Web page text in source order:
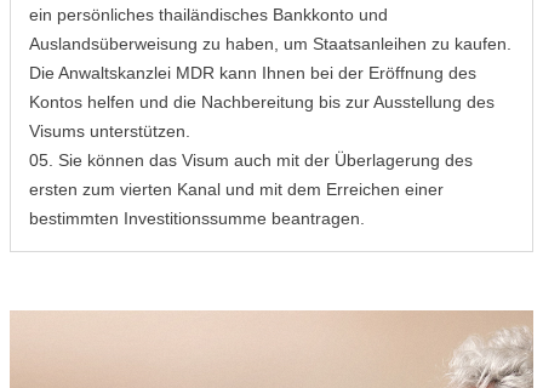
ein persönliches thailändisches Bankkonto und
Auslandsüberweisung zu haben, um Staatsanleihen zu kaufen.
Die Anwaltskanzlei MDR kann Ihnen bei der Eröffnung des
Kontos helfen und die Nachbereitung bis zur Ausstellung des
Visums unterstützen.
05. Sie können das Visum auch mit der Überlagerung des
ersten zum vierten Kanal und mit dem Erreichen einer
bestimmten Investitionssumme beantragen.